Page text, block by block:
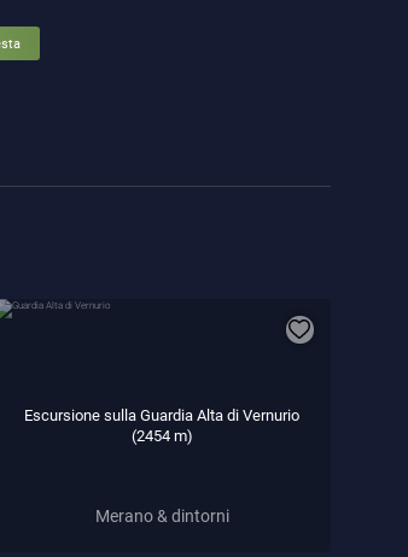
Escursione sulla Guardia Alta di Vernurio
(2454 m)
Merano & dintorni